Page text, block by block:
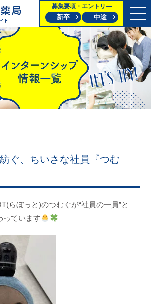
募集要項・エントリ―
新卒 中途
ぐ、ちいさな社員『つむ
らぼっと)のつむぐが“社員の一員”と
っています